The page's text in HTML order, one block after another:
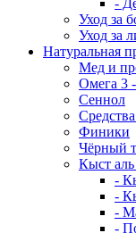
-
Уход за
Уход за
Натуральная
Мед и
Омега 3
Сеннол
Финики
Чёрный
Кыст
-
-
-
-